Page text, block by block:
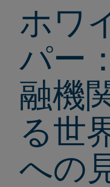
ホワ
パー
融機
る世
への